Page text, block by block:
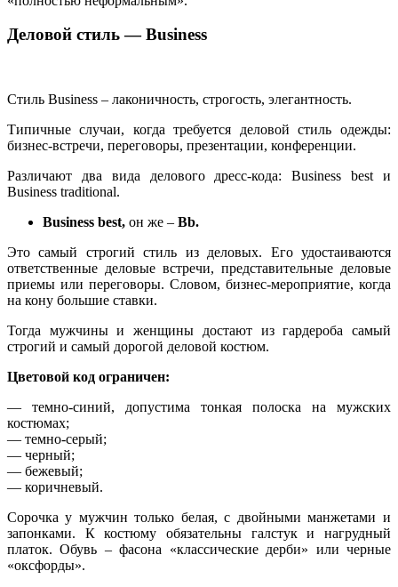
Деловой стиль — Business
Стиль Business – лаконичность, строгость, элегантность.
Типичные случаи, когда требуется деловой стиль одежды:
бизнес-встречи, переговоры, презентации, конференции.
Различают два вида делового дресс-кода: Business best и
Business traditional.
Business best, он же – Bb.
Это самый строгий стиль из деловых. Его удостаиваются
ответственные деловые встречи, представительные деловые
приемы или переговоры. Словом, бизнес-мероприятие, когда
на кону большие ставки.
Тогда мужчины и женщины достают из гардероба самый
строгий и самый дорогой деловой костюм.
Цветовой код ограничен:
— темно-синий, допустима тонкая полоска на мужских
костюмах;
— темно-серый;
— черный;
— бежевый;
— коричневый.
Сорочка у мужчин только белая, с двойными манжетами и
запонками. К костюму обязательны галстук и нагрудный
платок. Обувь – фасона «классические дерби» или черные
«оксфорды».